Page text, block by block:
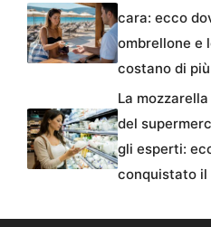
cara: ecco
ombrellone e
costano di
La
del
gli esperti:
conquistato il